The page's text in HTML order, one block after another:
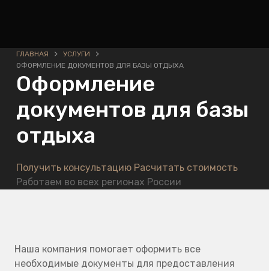
ГЛАВНАЯ
УСЛУГИ
ОФОРМЛЕНИЕ ДОКУМЕНТОВ ДЛЯ БАЗЫ ОТДЫХА
Оформление
документов для базы
отдыха
Получить консультацию Расчитать стоимость
Работаем во всех регионах России
Наша компания помогает оформить все
необходимые документы для предоставления